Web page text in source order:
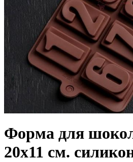
Форма для
20х11 см.